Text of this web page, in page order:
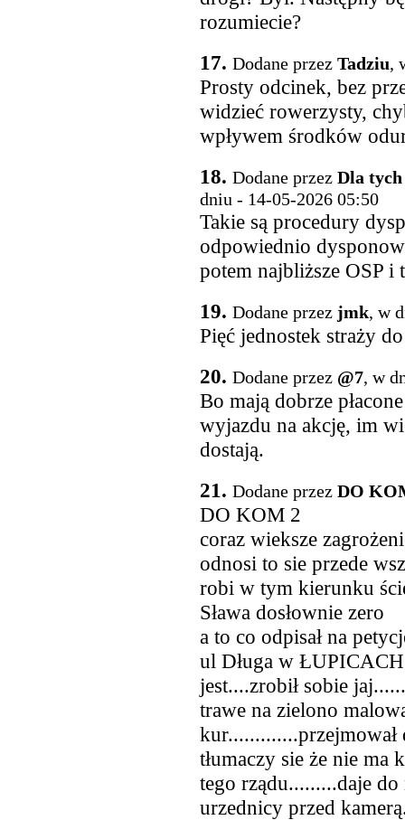
rozumiecie?
17. Dodane przez Tadziu,
Prosty odcinek, bez
widzieć rowerzysty,
wpływem środków
18. Dodane przez Dla
dniu - 14-05-2026 05:50
Takie są procedury
odpowiednio
potem najbliższe OSP i
19. Dodane przez jmk, w
Pięć jednostek straży
20. Dodane przez @7, w
Bo mają dobrze
wyjazdu na akcję, im
dostają.
21. Dodane przez DO
DO KOM 2
coraz wieksze
odnosi to sie przede
robi w tym kierunku
Sława dosłownie zero
a to co odpisał na
ul Długa w
jest....zrobił sobie
trawe na zielono
tłumaczy sie że nie ma
tego rządu.........daje do
urzednicy przed